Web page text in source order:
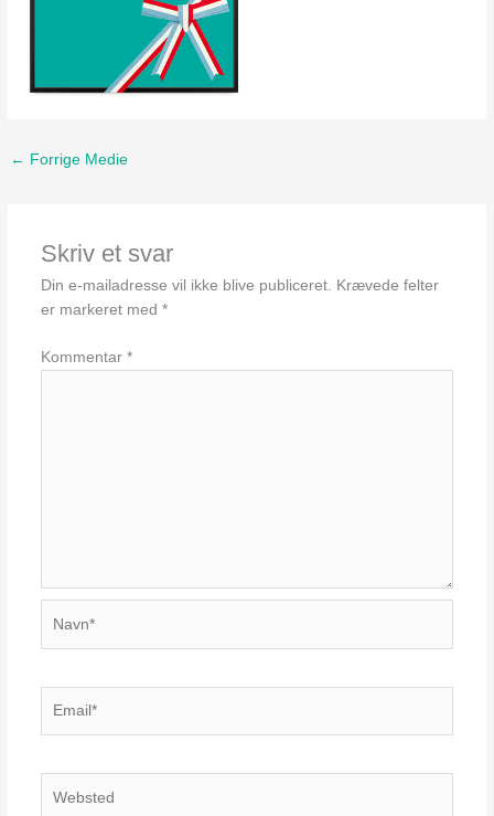
← Forrige Medie
Skriv et svar
Din e-mailadresse vil ikke blive publiceret. Krævede felter
er markeret med *
Kommentar *